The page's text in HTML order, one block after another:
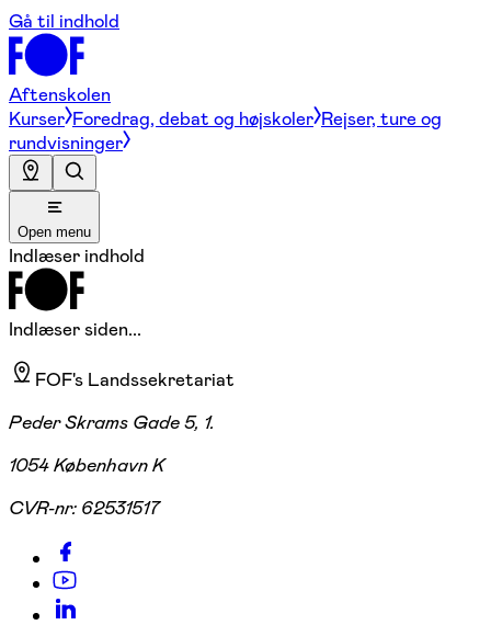
Gå til indhold
Aftenskolen
Kurser Foredrag, debat og højskoler Rejser, ture og
rundvisninger
Open menu
Indlæser indhold
Indlæser siden...
FOF's Landssekretariat
Peder Skrams Gade 5, 1.
1054 København K
CVR-nr: 62531517